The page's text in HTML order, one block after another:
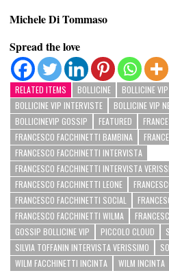
Michele Di Tommaso
Spread the love
RELATED ITEMS BOLLICINE BOLLICINE VIP
BOLLICINE VIP INTERVISTE
BOLLICINE VIP
BOLLICINEVIP GOSSIP
FEATURED
FRANCESCO FACCHINETTI BAMBINA
FRANCESCO FACCHINETTI INTERVISTA
FRANCESCO FACCHINETTI INTERVISTA
FRANCESCO FACCHINETTI LEONE
FRANCESCO FACCHINETTI SOCIAL
FRANCESCO FACCHINETTI WILMA
GOSSIP BOLLICINE VIP
PICCOLO CLOUD
SILVIA TOFFANIN INTERVISTA VERISSIMO
WILM FACCHINETTI INCINTA
WILM INCINTA